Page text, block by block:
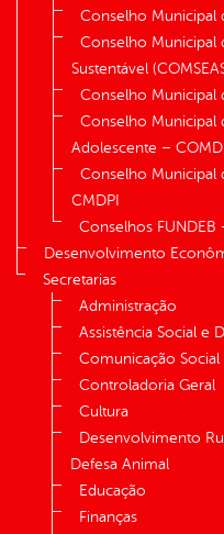
Conselho Municipal
Conselho Municipal
Sustentável
Conselho Municipal
Conselho Municipal
Adolescente –
Conselho Municipal
CMDPI
Conselhos FUNDEB
Desenvolvimento
Secretarias
Administração
Assistência Social e
Comunicação Social
Controladoria Geral
Cultura
Desenvolvimento
Defesa Animal
Educação
Finanças